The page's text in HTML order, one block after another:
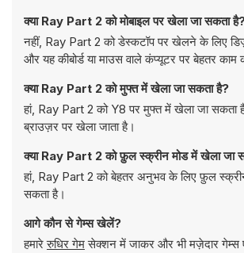
क्या Ray Part 2 को मोबाइल पर खेला जा सकता
नहीं, Ray Part 2 को डेस्कटॉप पर खेलने के लिए
और यह कीबोर्ड या माउस वाले कंप्यूटर पर बेहतर काम
क्या Ray Part 2 को मुफ्त में खेला जा सकता है?
हां, Ray Part 2 को Y8 पर मुफ्त में खेला जा सकता
ब्राउज़र पर खेला जाता है।
क्या Ray Part 2 को फ़ुल स्क्रीन मोड में खेला जा
हां, Ray Part 2 को बेहतर अनुभव के लिए फ़ुल
सकता है।
आगे कौन से गेम्स खेलें?
हमारेरुधिर गेमसेक्शन में जाकर और भी मज़ेदार गेम्स